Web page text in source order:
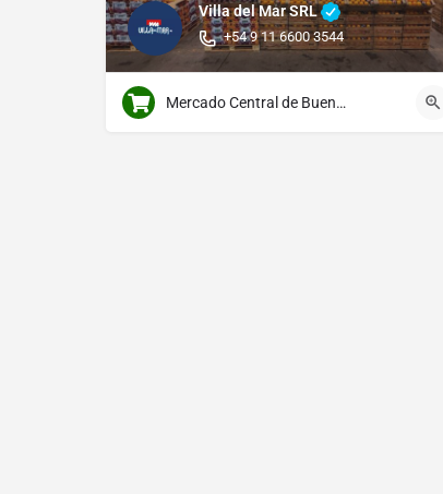
Villa del Mar SRL
+54 9 11 6600 3544
Mercado Central de Buenos Aires